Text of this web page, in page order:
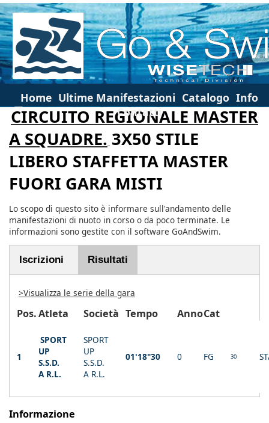
Home Ultime Manifestazioni Catalogo Info
Contatti
CIRCUITO REGIONALE MASTER
A SQUADRE. 3X50 STILE
LIBERO STAFFETTA MASTER
FUORI GARA MISTI
Lo scopo di questo sito è informare sull'andamento delle
manifestazioni di nuoto in corso o da poco terminate. Le
informazioni sono gestite con il software GoAndSwim.
Iscrizioni Risultati
>Visualizza le serie della gara
Pos.Atleta Società Tempo AnnoCat
1
SPORT
UP
S.S.D.
A R.L.
SPORT
UP
S.S.D.
A R.L.
01'18"30 0 FG 30
Informazione